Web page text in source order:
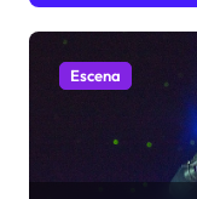
e
Escena